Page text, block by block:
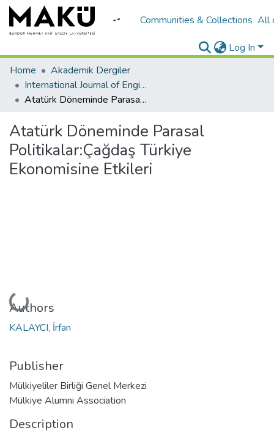
Communities & Collections All
Log In
Home
Akademik Dergiler
International Journal of Engineering Design and Technology
Atatürk Döneminde Parasal Politikalar:Çağdaş Türkiye Ekonomisine Etkileri
Atatürk Döneminde Parasal
Politikalar:Çağdaş Türkiye
Ekonomisine Etkileri
Loading...
Authors
KALAYCI, İrfan
Publisher
Mülkiyeliler Birliği Genel Merkezi
Mülkiye Alumni Association
Description